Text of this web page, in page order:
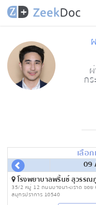
ก
เลือ
09
โรงพยาบาลพริ้นซ์ สุวรรณ
35/2 หมู่ 12 ถนนบางนา-ตราด ซอย
สมุทรปราการ 10540